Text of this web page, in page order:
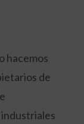
hacemos
de